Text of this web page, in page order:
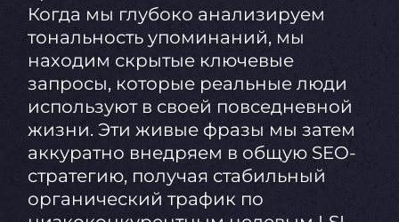
Когда мы глубоко анализируем
тональность упоминаний, мы
находим скрытые ключевые
запросы, которые реальные люди
используют в своей повседневной
жизни. Эти живые фразы мы затем
аккуратно внедряем в общую SEO-
стратегию, получая стабильный
органический трафик по